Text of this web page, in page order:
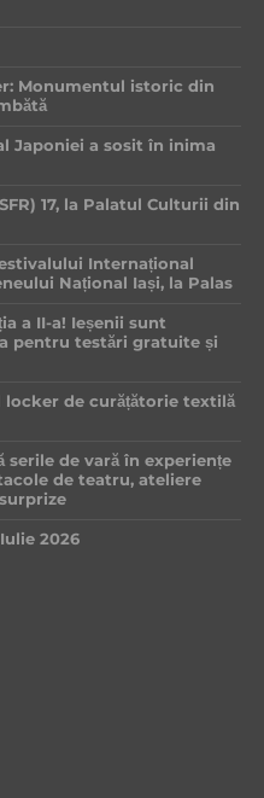
Monumentul istoric din
Japoniei a sosit în inima
17, la Palatul Culturii din
Internațional
Național Iași, la Palas
a II-a! Ieșenii sunt
pentru testări gratuite și
locker de curățătorie textilă
serile de vară în experiențe
de teatru, ateliere
2026